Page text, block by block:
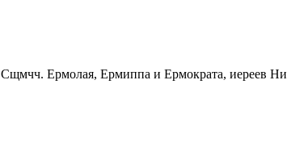
Сщмчч. Ермолая, Ермиппа и Ермократа, иереев